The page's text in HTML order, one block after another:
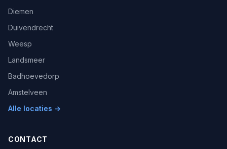
Diemen
Duivendrecht
Weesp
Landsmeer
Badhoevedorp
Amstelveen
Alle locaties →
CONTACT